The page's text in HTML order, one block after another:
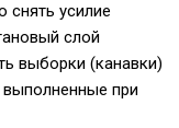
снять усилие
слой
выборки (канавки)
выполненные при